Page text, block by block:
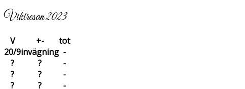
Viktresan 2023
V +-
tot
20/9invägning -
?
?
-
?
?
-
?
?
-